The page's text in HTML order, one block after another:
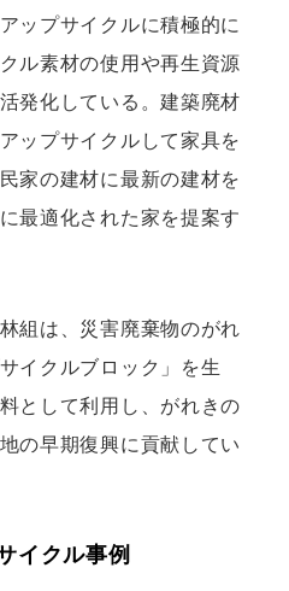
ップサイクルに積極的に
ル素材の使用や再生資源
発化している。建築廃材
ップサイクルして家具を
家の建材に最新の建材を
最適化された家を提案す
組は、災害廃棄物のがれ
イクルブロック」を生
として利用し、がれきの
の早期復興に貢献してい
イクル事例